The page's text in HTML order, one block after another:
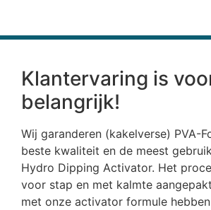
Klantervaring is
belangrijk!
Wij garanderen (kakelverse) PVA-
beste kwaliteit en de meest
Hydro Dipping Activator. Het
voor stap en met kalmte
met onze activator formule